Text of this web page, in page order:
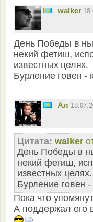
walker
День Победы в
некий фетиш,
известных целях.
Бурление говен -
Ал
Цитата: walker
День Победы в
некий фетиш,
известных целях.
Бурление говен
Пока что
А поддержал его